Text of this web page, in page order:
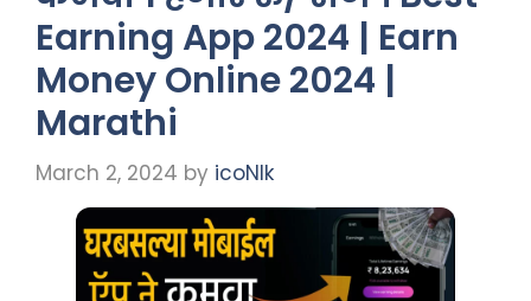
Earning App 2024 | Earn
Money Online 2024 |
Marathi
March 2, 2024 by icoNIk